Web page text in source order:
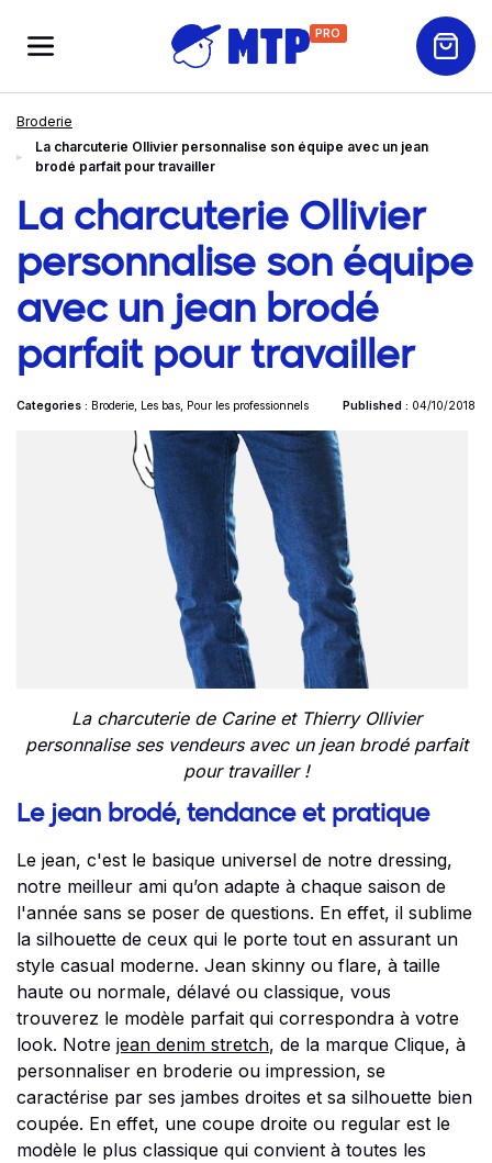
PRO
Broderie
La charcuterie Ollivier personnalise son équipe avec un jean
brodé parfait pour travailler
La charcuterie Ollivier
personnalise son équipe
avec un jean brodé
parfait pour travailler
Categories : Broderie Les bas Pour les professionnels Published : 04/10/2018
La charcuterie de Carine et Thierry Ollivier
personnalise ses vendeurs avec un jean brodé parfait
pour travailler !
Le jean brodé, tendance et pratique
Le jean, c'est le basique universel de notre dressing,
notre meilleur ami qu’on adapte à chaque saison de
l'année sans se poser de questions. En effet, il sublime
la silhouette de ceux qui le porte tout en assurant un
style casual moderne. Jean skinny ou flare, à taille
haute ou normale, délavé ou classique, vous
trouverez le modèle parfait qui correspondra à votre
look. Notre jean denim stretch, de la marque Clique, à
personnaliser en broderie ou impression, se
caractérise par ses jambes droites et sa silhouette bien
coupée. En effet, une coupe droite ou regular est le
modèle le plus classique qui convient à toutes les